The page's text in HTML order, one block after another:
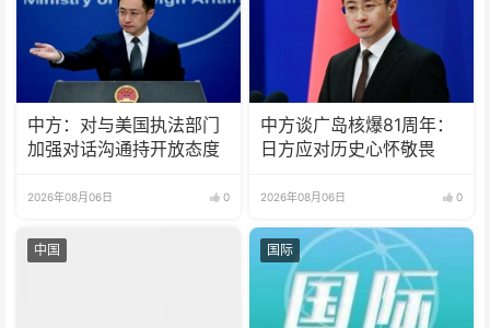
中方：对与美国执法部门
加强对话沟通持开放态度
2026年08月06日 0
中方谈广岛核爆81周年：
日方应对历史心怀敬畏
2026年08月06日 0
中国 国际